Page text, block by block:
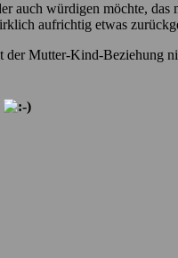
auch würdigen möchte,
aufrichtig etwas
Mutter-Kind-Beziehung